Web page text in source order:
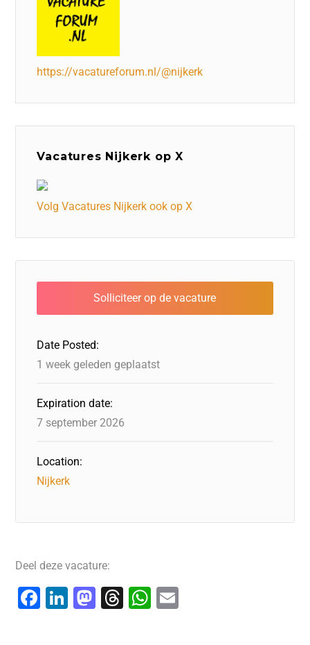
https://vacatureforum.nl/@nijkerk
Vacatures Nijkerk op X
Volg Vacatures Nijkerk ook op X
Date Posted:
1 week geleden geplaatst
Expiration date:
7 september 2026
Location:
Nijkerk
Deel deze vacature:
F
Li M T
W